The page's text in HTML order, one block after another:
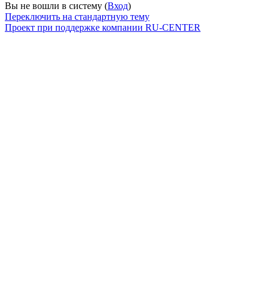
Вы не вошли в систему (Вход)
Переключить на стандартную тему
Проект при поддержке компании RU-CENTER